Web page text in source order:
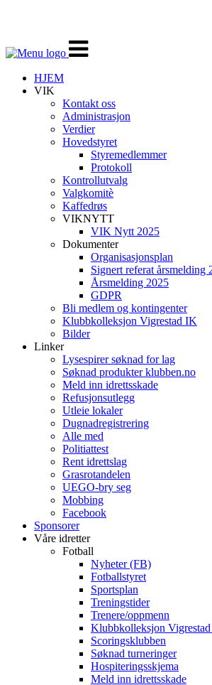
Veksle
navigasjon
HJEM
VIK
Kontakt oss
Administrasjon
Verdier
Hovedstyret
Styremedlemmer
Protokoll
Kontrollutvalg
Valgkomitè
Kaffedrøs
VIKNYTT
VIK Nytt 2025
Dokumenter
Organisasjonsplan
Signert referat årsmelding
Årsmelding 2025
GDPR
Bli medlem og kontingenter
Klubbkolleksjon Vigrestad IK
Bilder
Linker
Lysespirer søknad for lag
Søknad produkter klubben.no
Meld inn idrettsskade
Refusjonsutlegg
Utleie lokaler
Dugnadregistrering
Alle med
Politiattest
Rent idrettslag
Grasrotandelen
UEGO-bry seg
Mobbing
Facebook
Sponsorer
Våre idretter
Fotball
Nyheter (FB)
Fotballstyret
Sportsplan
Treningstider
Trenere/oppmenn
Klubbkolleksjon
Scoringsklubben
Søknad turneringer
Hospiteringsskjema
Meld inn idrettsskade